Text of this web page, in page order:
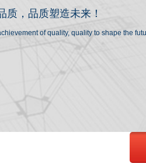
质， 品质塑造未来！
of quality, quality to shape the